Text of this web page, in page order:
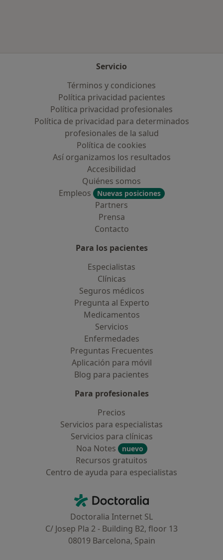
Servicio
Términos y condiciones
Política privacidad pacientes
Política privacidad profesionales
Política de privacidad para determinados
profesionales de la salud
Política de cookies
Así organizamos los resultados
Accesibilidad
Quiénes somos
Empleos
Nuevas posiciones
Partners
Prensa
Contacto
Para los pacientes
Especialistas
Clínicas
Seguros médicos
Pregunta al Experto
Medicamentos
Servicios
Enfermedades
Preguntas Frecuentes
Aplicación para móvil
Blog para pacientes
Para profesionales
Precios
Servicios para especialistas
Servicios para clínicas
Noa Notes
nuevo
Recursos gratuitos
Centro de ayuda para especialistas
Doctoralia - Página de inicio
Doctoralia Internet SL
C/ Josep Pla 2 - Building B2, floor 13
08019 Barcelona, Spain